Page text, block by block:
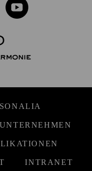
UNTERNEHMEN
INTRANET